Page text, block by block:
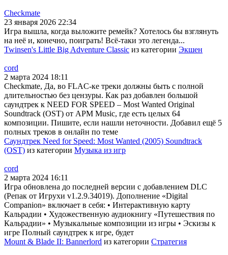
Checkmate
23 января 2026 22:34
Игра вышла, когда выложите ремейк? Хотелось бы взглянуть
на неё и, конечно, поиграть! Всё-таки это легенда...
Twinsen's Little Big Adventure Classic из категории Экшен
cord
2 марта 2024 18:11
Checkmate, Да, во FLAC-ке треки должны быть с полной
длительностью без цензуры. Как раз добавлен большой
саундтрек к NEED FOR SPEED – Most Wanted Original
Soundtrack (OST) от APM Music, где есть целых 64
композиции. Пишите, если нашли неточности. Добавил ещё 5
полных треков в онлайн по теме
Саундтрек Need for Speed: Most Wanted (2005) Soundtrack
(OST) из категории Музыка из игр
cord
2 марта 2024 16:11
Игра обновлена до последней версии с добавлением DLC
(Репак от Игрухи v1.2.9.34019). Дополнение «Digital
Companion» включает в себя: • Интерактивную карту
Кальрадии • Художественную аудиокнигу «Путешествия по
Кальрадии» • Музыкальные композиции из игры • Эскизы к
игре Полный саундтрек к игре, будет
Mount & Blade II: Bannerlord из категории Стратегия